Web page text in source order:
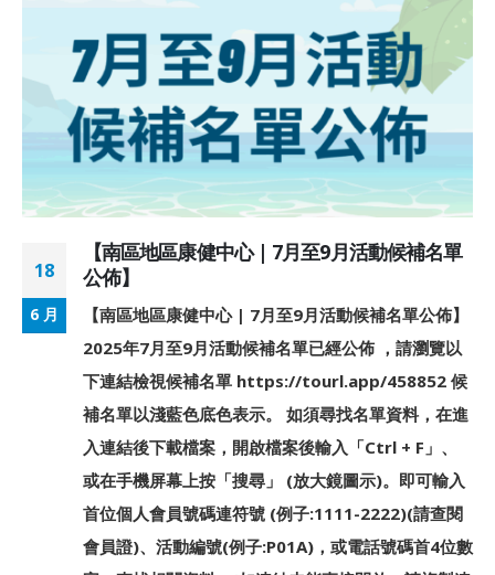
18
6 月
【南區地區康健中心 | 7月至9月活動候補名單
公佈】
【南區地區康健中心 | 7月至9月活動候補名單公佈】
2025年7月至9月活動候補名單已經公佈 ，請瀏覽以
下連結檢視候補名單 https://tourl.app/458852 候
補名單以淺藍色底色表示。 如須尋找名單資料，在進
入連結後下載檔案，開啟檔案後輸入「Ctrl + F」、
或在手機屏幕上按「搜尋」 (放大鏡圖示)。即可輸入
首位個人會員號碼連符號 (例子:1111-2222)(請查閱
會員證)、活動編號(例子:P01A)，或電話號碼首4位數